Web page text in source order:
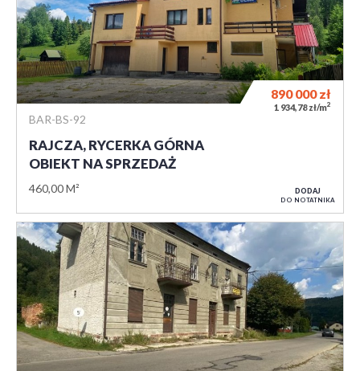
BAR-BS-92
RAJCZA, RYCERKA GÓRNA
OBIEKT NA SPRZEDAŻ
460,00 M²
890 000zł
1 934,78 zł/m2
DODAJ
DO NOTATNIKA